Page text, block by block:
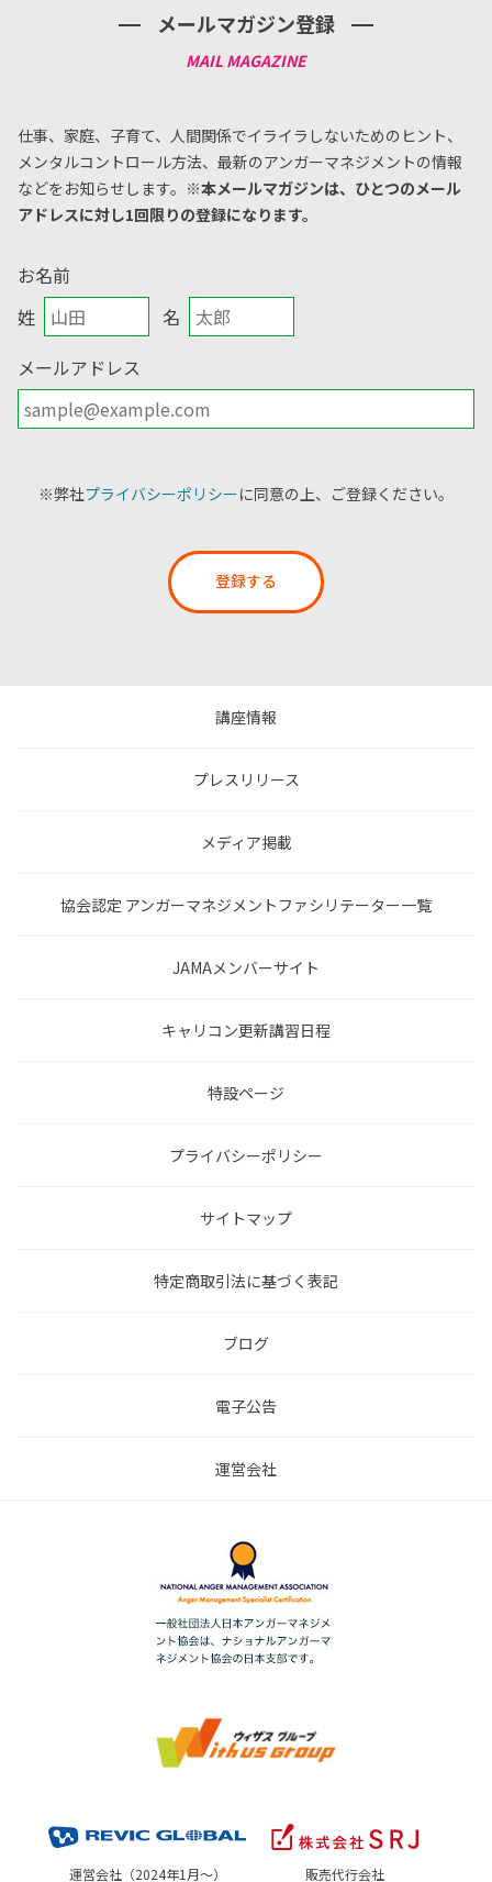
メールマガジン登録
仕事、家庭、子育て、人間関係でイライラしないためのヒント、
メンタルコントロール方法、 最新のアンガーマネジメントの情報
などをお知らせします。 ※本メールマガジンは、ひとつのメール
アドレスに対し1回限りの登録になります。
お名前
姓
名
メールアドレス
※弊社プライバシーポリシーに同意の上、ご登録ください。
登録する
講座情報
プレスリリース
メディア掲載
協会認定 アンガーマネジメントファシリテーター一覧
JAMAメンバーサイト
キャリコン更新講習日程
特設ページ
プライバシーポリシー
サイトマップ
特定商取引法に基づく表記
ブログ
電子公告
運営会社
運営会社（2024年1月～） 販売代行会社